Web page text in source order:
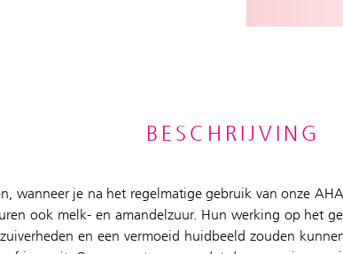
BESCHRIJVING
je na het regelmatige gebruik van onze
ook melk- en amandelzuur. Hun werking op het
en een vermoeid huidbeeld zouden